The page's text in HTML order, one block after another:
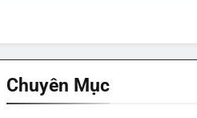
Chuyên Mục